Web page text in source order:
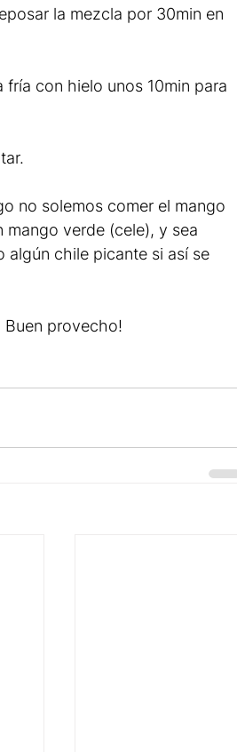
la mezcla por 30min en
con hielo unos 10min para
no solemos comer el mango
mango verde (cele), y sea
algún chile picante si así se
Buen provecho!